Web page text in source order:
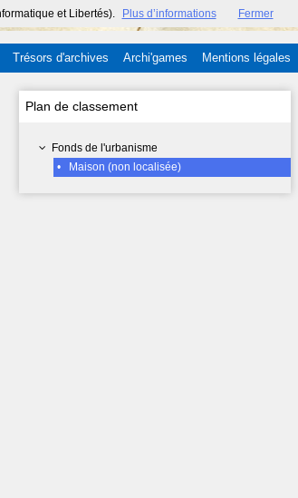
et Libertés). Plus d’informations Fermer
Trésors d'archives Archi'games Mentions légales
Plan de classement
Fonds de l'urbanisme
•
Maison (non localisée)